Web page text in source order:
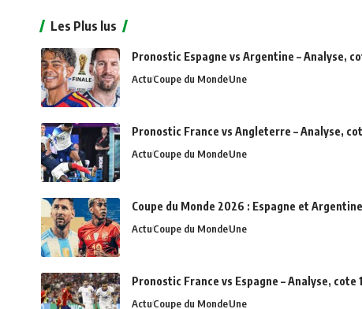
Les Plus lus
Pronostic Espagne vs Argentine – Analyse,
ActuCoupe du MondeUne
Pronostic France vs Angleterre – Analyse,
ActuCoupe du MondeUne
Coupe du Monde 2026 : Espagne et
ActuCoupe du MondeUne
Pronostic France vs Espagne – Analyse,
ActuCoupe du MondeUne